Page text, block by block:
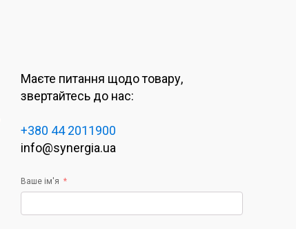
Маєте питання щодо товару,
звертайтесь до нас:
+380 44 2011900
info@synergia.ua
Ваше ім'я